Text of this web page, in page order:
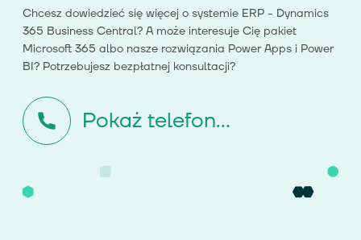
Chcesz dowiedzieć się więcej o systemie ERP - Dynamics
365 Business Central? A może interesuje Cię pakiet
Microsoft 365 albo nasze rozwiązania Power Apps i Power
BI? Potrzebujesz bezpłatnej konsultacji?
Pokaż telefon...